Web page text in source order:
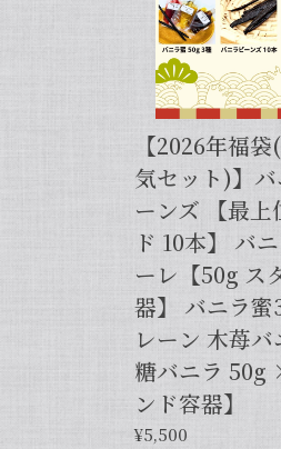
2024/06/14
プリンをよく作るので購入し
なバニラエッセンスを仕方な
ニラビーンズは手間がかかる
加物入っているし… 色々調べ
のこちらの商品に辿り着きま
いますね！ プリンだけでなく
にも使って楽しんでます♪
この度は当店をご利
誠にありがとうござ
加・バニラピューレ
り、大変嬉しく思い
【2026年福
気セット)】
ーンズ 【最上
ド 10本】 バ
ーレ【50g ス
器】 バニラ蜜
レーン 木苺バ
糖バニラ 50g
ンド容器】
¥5,500